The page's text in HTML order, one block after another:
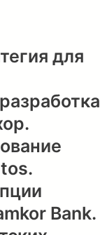
для
Bank.